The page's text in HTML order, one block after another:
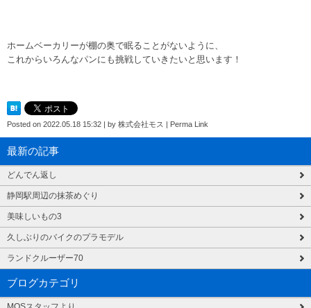
ホームベーカリーが棚の奥で眠ることがないように、
これからいろんなパンにも挑戦していきたいと思います！
Posted on 2022.05.18 15:32 by 株式会社モス Perma Link
最新の記事
どんでん返し
静岡駅周辺の抹茶めぐり
美味しいもの3
久しぶりのバイクのプラモデル
ランドクルーザー70
ブログカテゴリ